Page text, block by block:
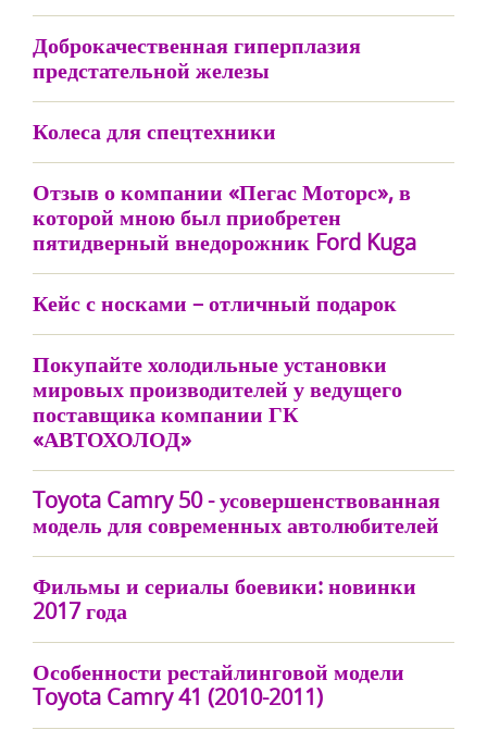
Доброкачественная гиперплазия
предстательной железы
Колеса для спецтехники
Отзыв о компании «Пегас Моторс», в
которой мною был приобретен
пятидверный внедорожник Ford Kuga
Кейс с носками – отличный подарок
Покупайте холодильные установки
мировых производителей у ведущего
поставщика компании ГК
«АВТОХОЛОД»
Toyota Camry 50 - усовершенствованная
модель для современных автолюбителей
Фильмы и сериалы боевики: новинки
2017 года
Особенности рестайлинговой модели
Toyota Camry 41 (2010-2011)